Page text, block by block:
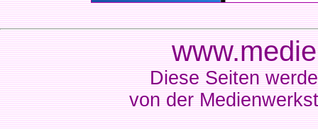
Diese Seiten
von der